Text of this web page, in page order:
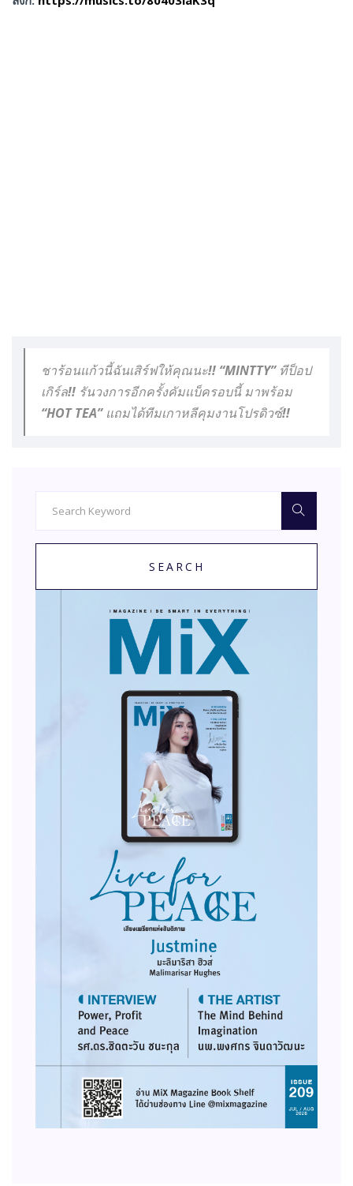
ชาร้อนแก้วนี้ฉันเสิร์ฟให้คุณนะ!! “MINTTY” ทีป็อป
เกิร์ล!! รันวงการอีกครั้งคัมแบ็ครอบนี้ มาพร้อม
“HOT TEA” แถมได้ทีมเกาหลีคุมงานโปรดิวซ์!!
SEARCH